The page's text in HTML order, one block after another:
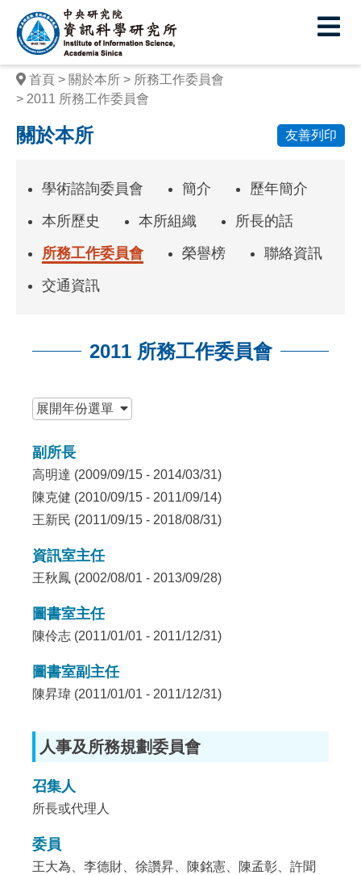
中
央
研
究
院
訊
科
學
首頁 關於本所
所務工作委員會
2011 所務工作委員會
關於本所 友善列印
學術諮詢委員會 簡介
歷年簡介
本所歷史
本所組織
所長的話
所務工作委員會
榮譽榜
聯絡資訊
交通資訊
2011 所務工作委員會
展開年份選單
副所長
高明達 (2009/09/15 - 2014/03/31)
陳克健 (2010/09/15 - 2011/09/14)
王新民 (2011/09/15 - 2018/08/31)
資訊室主任
王秋鳳 (2002/08/01 - 2013/09/28)
圖書室主任
陳伶志 (2011/01/01 - 2011/12/31)
圖書室副主任
陳昇瑋 (2011/01/01 - 2011/12/31)
人事及所務規劃委員會
召集人
所長或代理人
委員
王大為、李德財、徐讚昇、陳銘憲、陳孟彰、許聞